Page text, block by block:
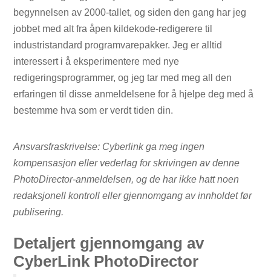
begynnelsen av 2000-tallet, og siden den gang har jeg
jobbet med alt fra åpen kildekode-redigerere til
industristandard programvarepakker. Jeg er alltid
interessert i å eksperimentere med nye
redigeringsprogrammer, og jeg tar med meg all den
erfaringen til disse anmeldelsene for å hjelpe deg med å
bestemme hva som er verdt tiden din.
Ansvarsfraskrivelse: Cyberlink ga meg ingen
kompensasjon eller vederlag for skrivingen av denne
PhotoDirector-anmeldelsen, og de har ikke hatt noen
redaksjonell kontroll eller gjennomgang av innholdet før
publisering.
Detaljert gjennomgang av
CyberLink PhotoDirector